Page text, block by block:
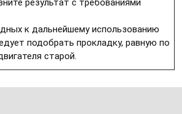
к дальнейшему использованию
подобрать прокладку, равную по
старой.